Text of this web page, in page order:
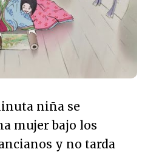
niña se
mujer bajo los
y no tarda